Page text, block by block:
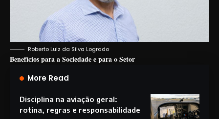
Roberto Luiz da Silva Logrado
Benefícios para a Sociedade e para o Setor
More Read
Disciplina na aviação geral:
rotina, regras e responsabilidade